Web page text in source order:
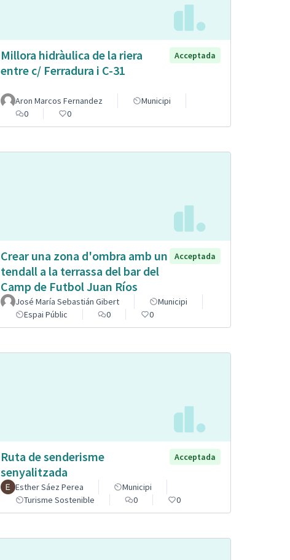
Millora hidràulica de la riera
entre c/ Ferradura i C-31
Acceptada
Aron Marcos Fernandez
Municipi
0
0
Crear una zona d'ombra amb un
tendall a la terrassa del bar del
Camp de Futbol Juan Ríos
Acceptada
José María Sebastián Gibert
Municipi
Espai Públic
0 0
Ruta de senderisme
senyalitzada
Acceptada
Esther Sáez Perea
Municipi
Turisme Sostenible
0 0